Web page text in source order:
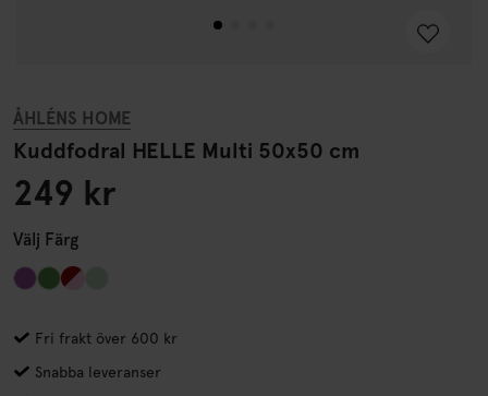
ÅHLÉNS HOME
Kuddfodral HELLE Multi 50x50 cm
249 kr
Välj Färg
Fri frakt över 600 kr
Snabba leveranser